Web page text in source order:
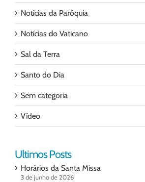
Notícias da Paróquia
Notícias do Vaticano
Sal da Terra
Santo do Dia
Sem categoria
Vídeo
Ultimos Posts
Horários da Santa Missa
3 de junho de 2026